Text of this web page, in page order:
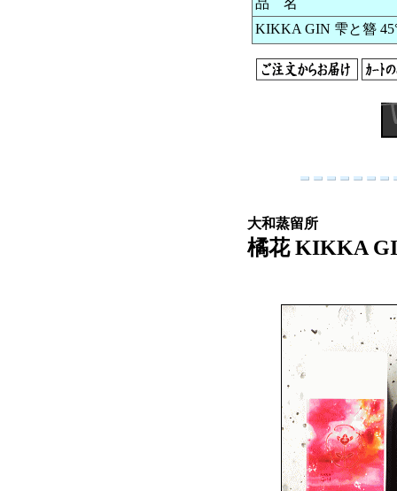
品 名
KIKKA GIN 雫と簪
大和蒸留所
橘花 KIKKA